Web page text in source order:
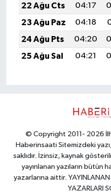
22 Ağu Cts
04:17
23 Ağu Paz
04:18
24 Ağu Pts
04:20
25 Ağu Sal
04:21
© Copyright 2011- 2026
Haberinsaati Sitemizdeki
saklıdır. İzinsiz, kaynak
yayınlanan yazıların bütün
yazarlarına aittir. YAYINLANAN
YAZARLARI